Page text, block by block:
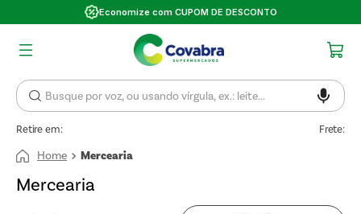
Economize com CUPOM DE DESCONTO
Retire em: Frete:
Mercearia
Mercearia